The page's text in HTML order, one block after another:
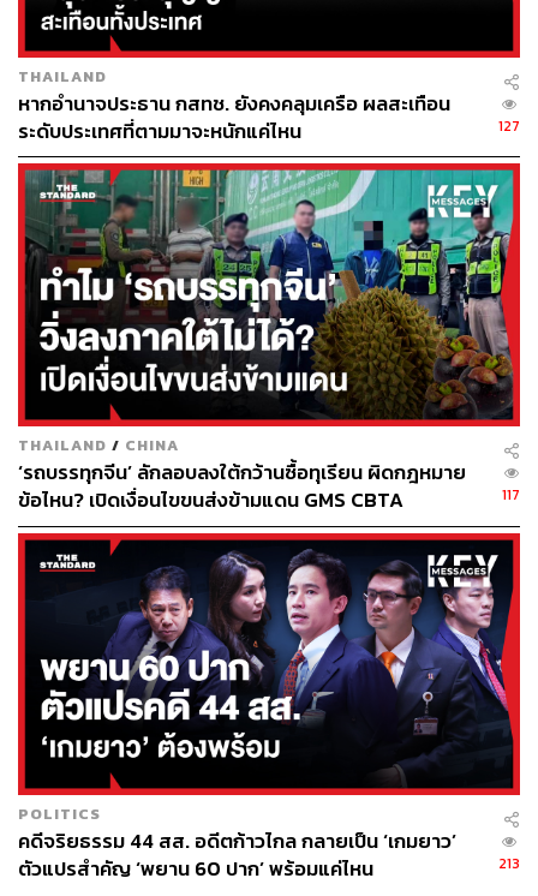
วรรณวิภากล่าวว่า สาเหตุที่ต้องยื่นแก้ไขเพิ่มสิทธิวันลาคลอด
เป็น 180 วัน ก็มาจากองค์การอนามัยโลกและยูนิเซฟ แนะนำ
ว่าทารกควรได้รับนมแม่เพียงอย่างเดียวอย่างน้อย 6 เดือน
เพราะจะช่วยพัฒนาการเจริญเติบโตทางสมองของทารก
อย่างเต็มที่ และได้รับสารอาหารที่จำเป็นอย่างเหมาะสม
เติบโตสมวัย มีภูมิต้านทาน ลดโอกาสการติดเชื้อ และลดการ
เจ็บป่วยด้วยโรคต่างๆ
วรรณวิภากล่าวต่อว่า ทุกครั้งที่จะมีการเพิ่มสิทธิวันลาคลอด
ก็จะมีคนออกมาแสดงความเห็นต่างๆ นานา ทั้งบอกว่าลูกจ้าง
หญิงจะโดนเลิกจ้าง ย้ายฐานการผลิต หรือห่วงว่าคนจะแห่กัน
ท้อง
“การที่ผู้หญิงคนหนึ่งจะมีลูก ไม่ใช่แค่เพิ่มวันลาคลอดแล้วจะ
แห่กันลา แห่กันมีลูก การตัดสินใจมีลูกสักคนประกอบไปด้วย
ปัจจัยหลายอย่าง” วรรณวิภากล่าว
ก้าวไกลประสานเสียงสนับสนุน
ตลอดระยะเวลาการเปิดอภิปรายร่าง พ.ร.บ.คุ้มครองแรงงาน
ทั้ง 3 ฉบับ สส. ก้าวไกลต่างอภิปรายสนับสนุน ยกเหตุผลความ
จำเป็นที่ต้องผลักดันร่างกฎหมายคุ้มครองแรงงาน โดย
อัตราส่วนในการอภิปรายคือ สส. พรรคฝ่ายค้าน 3 คน ก่อน
สลับมา สส. พรรคฝ่ายรัฐบาล 1 คน
อภิสิทธิ์ ไล่สัตรูไกล สส. บัญชีรายชื่อ พรรคก้าวไกล อภิปราย
สนับสนุนร่างกฎหมายคุ้มครองแรงงานที่เสนอโดยเซีย ซึ่งจะ
ครอบคลุมแรงงานสร้างสรรค์ที่ปัจจุบันไม่ได้ถูกคุ้มครองตาม
กฎหมายนี้
THAILAND
หากอำนาจประธาน กสทช. ยังคงคลุมเครือ ผลสะเทือน
ระดับประเทศที่ตามมาจะหนักแค่ไหน
127
THAILAND / CHINA
‘รถบรรทุกจีน’ ลักลอบลงใต้กว้านซื้อทุเรียน ผิดกฎหมาย
ข้อไหน? เปิดเงื่อนไขขนส่งข้ามแดน GMS CBTA
117
POLITICS
คดีจริยธรรม 44 สส. อดีตก้าวไกล กลายเป็น ‘เกมยาว’
ตัวแปรสำคัญ ‘พยาน 60 ปาก’ พร้อมแค่ไหน
213